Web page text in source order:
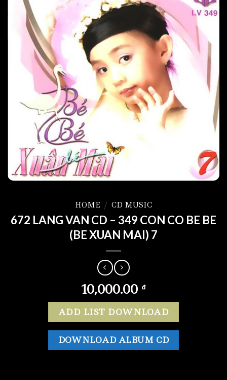
HOME / CD MUSIC
672 LANG VAN CD – 349 CON CO BE BE
(BE XUAN MAI) 7
10,000.00 ₫
ADD LIST DOWNLOAD
DOWNLOAD ALBUM CD